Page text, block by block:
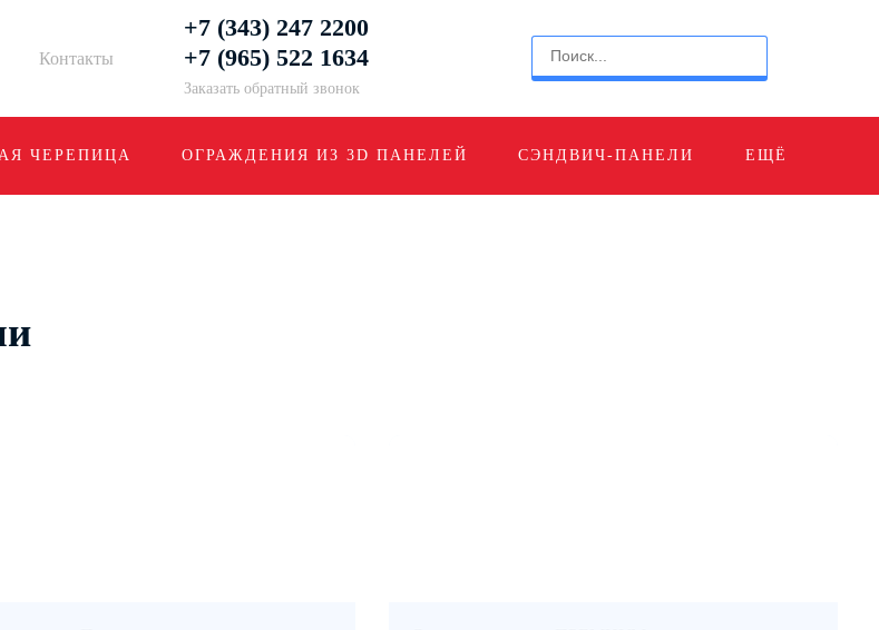
Контакты
+7 (343) 247 2200
+7 (965) 522 1634
Заказать обратный звонок
ЧЕРЕПИЦА ОГРАЖДЕНИЯ ИЗ 3D ПАНЕЛЕЙ СЭНДВИЧ-ПАНЕЛИ ЕЩЁ